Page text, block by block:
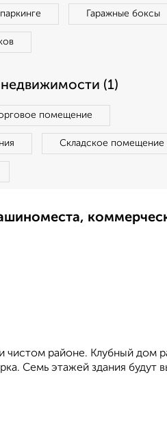
Гаражные боксы
(1)
помещение
Складское помещение
чистом районе. Клубный дом
Семь этажей здания будут